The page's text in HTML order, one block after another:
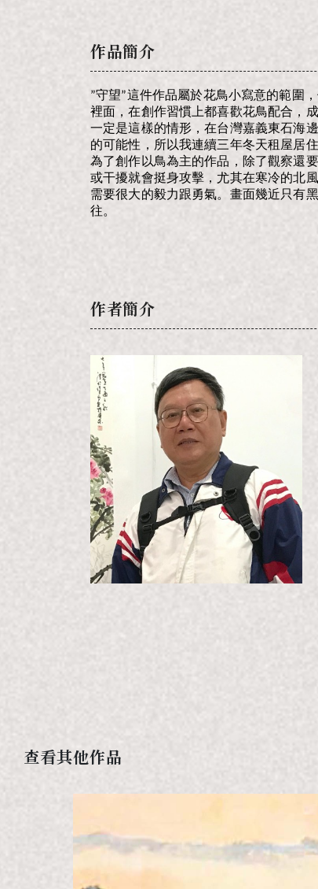
作品簡介
”守望”這件作品屬於花鳥小寫意的範圍
裡面，在創作習慣上都喜歡花鳥配合，
一定是這樣的情形，在台灣嘉義東石海
的可能性，所以我連續三年冬天租屋居
為了創作以鳥為主的作品，除了觀察還
或干擾就會挺身攻擊，尤其在寒冷的北
需要很大的毅力跟勇氣。畫面幾近只有
往。
作者簡介
查看其他作品